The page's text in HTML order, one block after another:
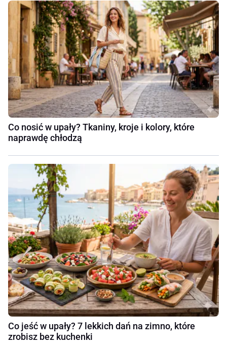
Co nosić w upały? Tkaniny, kroje i kolory, które
naprawdę chłodzą
Co jeść w upały? 7 lekkich dań na zimno, które
zrobisz bez kuchenki